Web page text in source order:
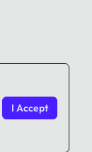
I Accept